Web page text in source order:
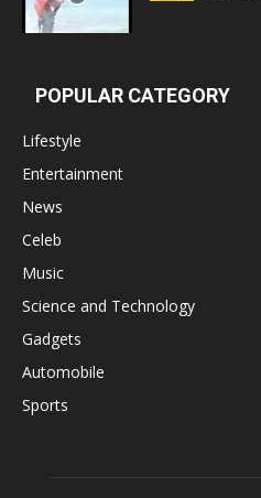
POPULAR CATEGORY
Lifestyle
Entertainment
News
Celeb
Music
Science and Technology
Gadgets
Automobile
Sports